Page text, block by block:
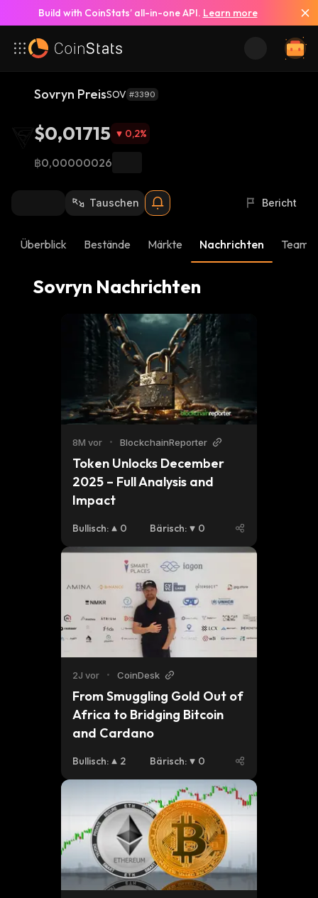
Build with CoinStats’ all-in-one API. Learn more
Sovryn PreisSOV #3390
$0,01715 0,2%
฿0,00000026
Tauschen Bericht
Überblick Bestände Märkte Nachrichten Team-
Sovryn Nachrichten
Alle Nachrichten anzeigen
8M vor • BlockchainReporter
Token Unlocks December
2025 – Full Analysis and
Impact
Bullisch: 0 Bärisch: 0
2J vor • CoinDesk
From Smuggling Gold Out of
Africa to Bridging Bitcoin
and Cardano
Bullisch: 2 Bärisch: 0